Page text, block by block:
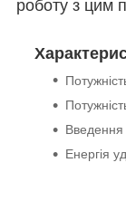
роботу з цим
Введення
Енергія